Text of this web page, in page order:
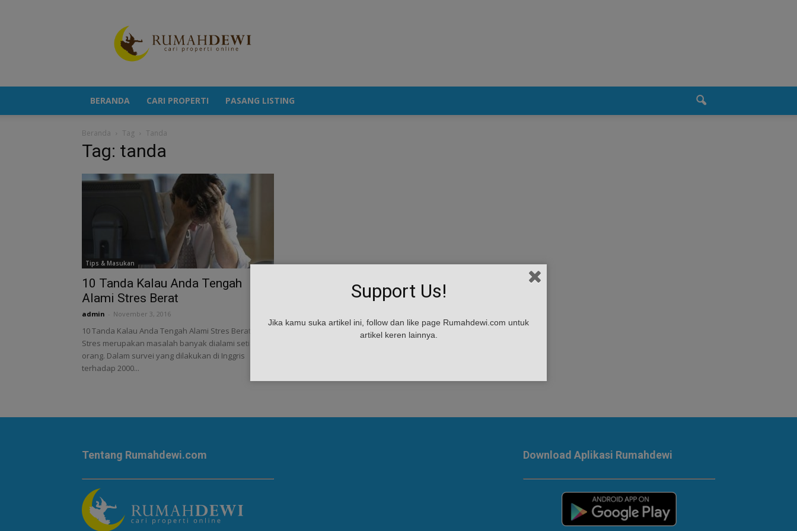
Berita
Properti
Terkini
BERANDA CARI PROPERTI PASANG LISTING
Beranda Tag Tanda
Tag: tanda
Tips & Masukan
10 Tanda Kalau Anda Tengah
Alami Stres Berat
admin November 3, 2016
10 Tanda Kalau Anda Tengah Alami Stres Berat -
Stres merupakan masalah banyak dialami setiap
orang. Dalam survei yang dilakukan di Inggris
terhadap 2000...
Tentang Rumahdewi.com Download Aplikasi Rumahdewi
Support Us!
Jika kamu suka artikel ini, follow dan like page Rumahdewi.com untuk
artikel keren lainnya.